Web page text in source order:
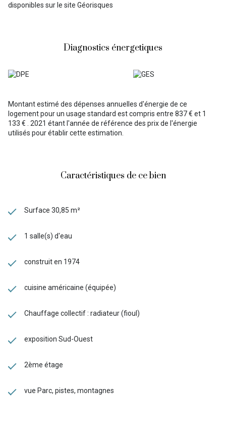
disponibles sur le site Géorisques
Diagnostics énergetiques
Montant estimé des dépenses annuelles d'énergie de ce
logement pour un usage standard est compris entre 837 € et 1
133 € . 2021 étant l'année de référence des prix de l'énergie
utilisés pour établir cette estimation.
Caractéristiques de ce bien
Surface 30,85 m²
1 salle(s) d'eau
construit en 1974
cuisine américaine (équipée)
Chauffage collectif : radiateur (fioul)
exposition Sud-Ouest
2ème étage
vue Parc, pistes, montagnes